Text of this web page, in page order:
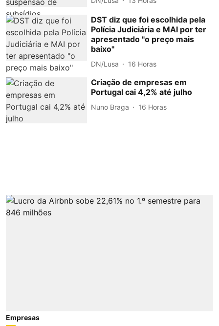
DST diz que foi escolhida pela
Polícia Judiciária e MAI por ter
apresentado "o preço mais
baixo"
DN/Lusa 16 Horas
Criação de empresas em
Portugal cai 4,2% até julho
Nuno Braga 16 Horas
Empresas